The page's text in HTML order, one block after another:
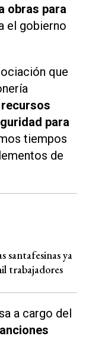
obras para
el gobierno
que
recursos
para
tiempos
de
santafesinas ya
trabajadores
a cargo del